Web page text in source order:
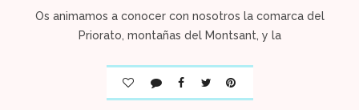
Os animamos a conocer con nosotros la comarca del
Priorato, montañas del Montsant, y la